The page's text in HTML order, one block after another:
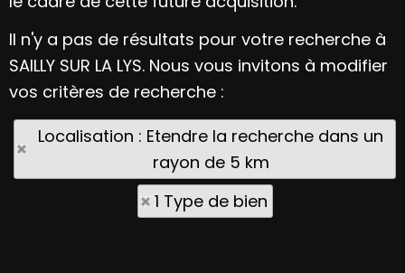
Il n'y a pas de résultats pour votre recherche à
SAILLY SUR LA LYS. Nous vous invitons à modifier
vos critères de recherche :
Localisation : Etendre la recherche dans un
rayon de 5 km
1 Type de bien